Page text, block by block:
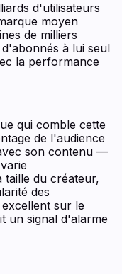
d'utilisateurs
moyen
de milliers
à lui seul
la performance
qui comble cette
de l'audience
son contenu —
taille du créateur,
des
sur le
un signal d'alarme